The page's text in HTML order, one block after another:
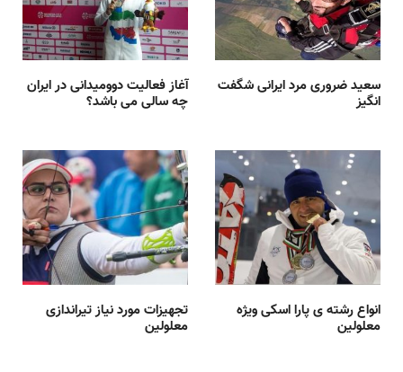
آغاز فعالیت دوومیدانی در ایران
چه سالی می باشد؟
سعید ضروری مرد ایرانی شگفت
انگیز
تجهیزات مورد نیاز تیراندازی
معلولین
انواع رشته ی پارا اسکی ویژه
معلولین